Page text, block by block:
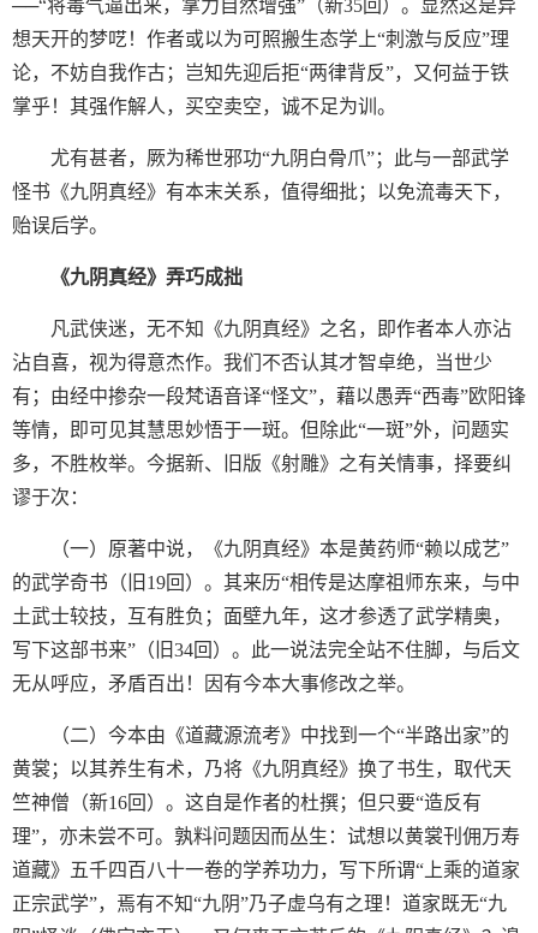
──“将毒气逼出来，掌力自然增强”（新35回）。显然这是异
想天开的梦呓！作者或以为可照搬生态学上“刺激与反应”理
论，不妨自我作古；岂知先迎后拒“两律背反”，又何益于铁
掌乎！其强作解人，买空卖空，诚不足为训。
尤有甚者，厥为稀世邪功“九阴白骨爪”；此与一部武学
怪书《九阴真经》有本末关系，值得细批；以免流毒天下，
贻误后学。
《九阴真经》弄巧成拙
凡武侠迷，无不知《九阴真经》之名，即作者本人亦沾
沾自喜，视为得意杰作。我们不否认其才智卓绝，当世少
有；由经中掺杂一段梵语音译“怪文”，藉以愚弄“西毒”欧阳锋
等情，即可见其慧思妙悟于一斑。但除此“一斑”外，问题实
多，不胜枚举。今据新、旧版《射雕》之有关情事，择要纠
谬于次：
（一）原著中说，《九阴真经》本是黄药师“赖以成艺”
的武学奇书（旧19回）。其来历“相传是达摩祖师东来，与中
土武士较技，互有胜负；面壁九年，这才参透了武学精奥，
写下这部书来”（旧34回）。此一说法完全站不住脚，与后文
无从呼应，矛盾百出！因有今本大事修改之举。
（二）今本由《道藏源流考》中找到一个“半路出家”的
黄裳；以其养生有术，乃将《九阴真经》换了书生，取代天
竺神僧（新16回）。这自是作者的杜撰；但只要“造反有
理”，亦未尝不可。孰料问题因而丛生：试想以黄裳刊佣万寿
道藏》五千四百八十一卷的学养功力，写下所谓“上乘的道家
正宗武学”，焉有不知“九阴”乃子虚乌有之理！道家既无“九